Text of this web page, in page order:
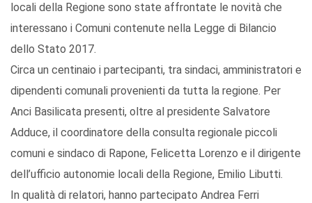
locali della Regione sono state affrontate le novità che
interessano i Comuni contenute nella Legge di Bilancio
dello Stato 2017.
Circa un centinaio i partecipanti, tra sindaci, amministratori e
dipendenti comunali provenienti da tutta la regione. Per
Anci Basilicata presenti, oltre al presidente Salvatore
Adduce, il coordinatore della consulta regionale piccoli
comuni e sindaco di Rapone, Felicetta Lorenzo e il dirigente
dell’ufficio autonomie locali della Regione, Emilio Libutti.
In qualità di relatori, hanno partecipato Andrea Ferri